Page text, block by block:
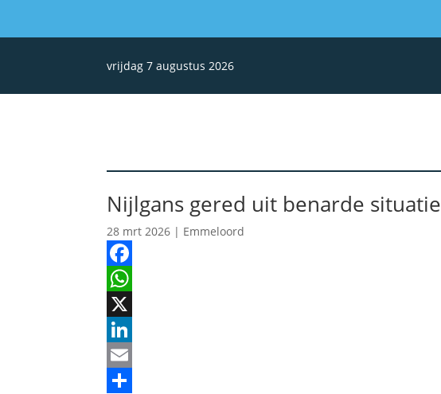
vrijdag 7 augustus 2026
Nijlgans gered uit benarde situatie
28 mrt 2026 | Emmeloord
Facebook
WhatsApp
X
LinkedIn
Email